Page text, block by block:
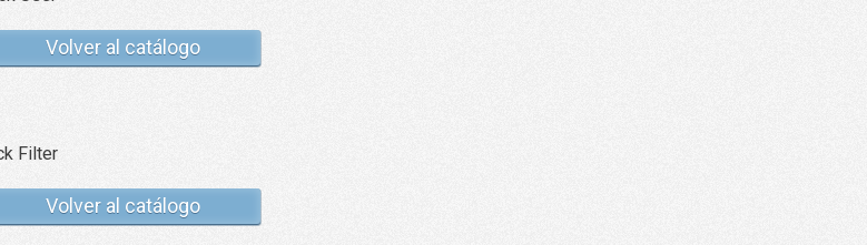
Volver al catálogo
Volver al catálogo